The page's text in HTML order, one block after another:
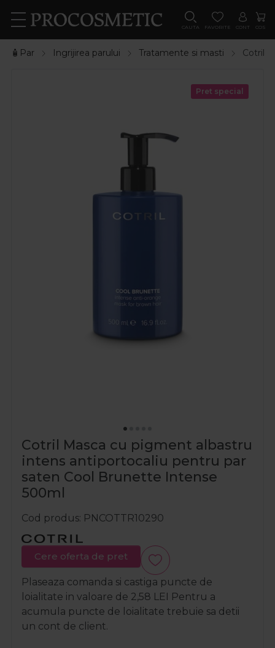
CAUTA FAVORITE CONT COS
🧴Par Ingrijirea parului Tratamente si masti Cotril
Pret special
Cotril Masca cu pigment albastru
intens antiportocaliu pentru par
saten Cool Brunette Intense
500ml
Cod produs PNCOTTR10290
Cere oferta de pret
Plaseaza comanda si castiga puncte de
loialitate in valoare de 2,58 LEI
Pentru a
acumula puncte de loialitate trebuie sa detii
un cont de client.